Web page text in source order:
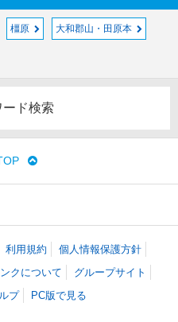
橿原 大和郡山・田原本
ード検索
利用規約
個人情報保護方針
ンクについて
グループサイト
プ PC版で見る